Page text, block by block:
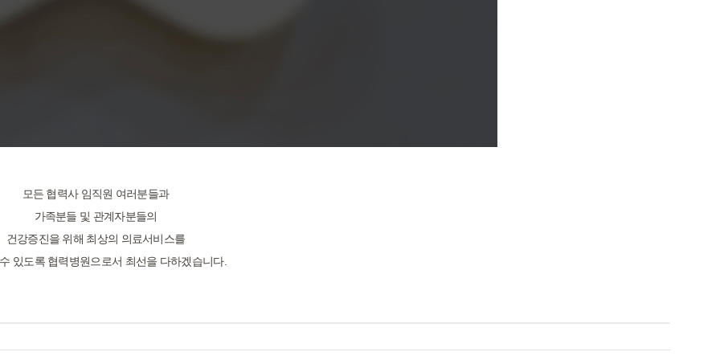
모든 협력사 임직원 여러분들과
가족분들 및 관계자분들의
건강증진을 위해 최상의 의료서비스를
있도록 협력병원으로서 최선을 다하겠습니다.